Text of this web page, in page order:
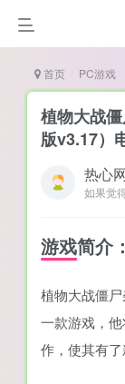
首页 PC游戏
植物大战
版v3.17）
热心
如果觉
游戏简介：
植物大战僵
一款游戏，
作，使其有了